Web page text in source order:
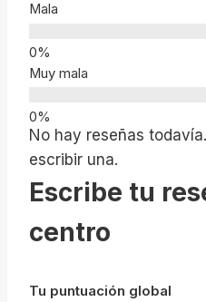
Mala
Muy mala
No hay reseñas
escribir una.
Escribe tu
centro
Tu puntuación global